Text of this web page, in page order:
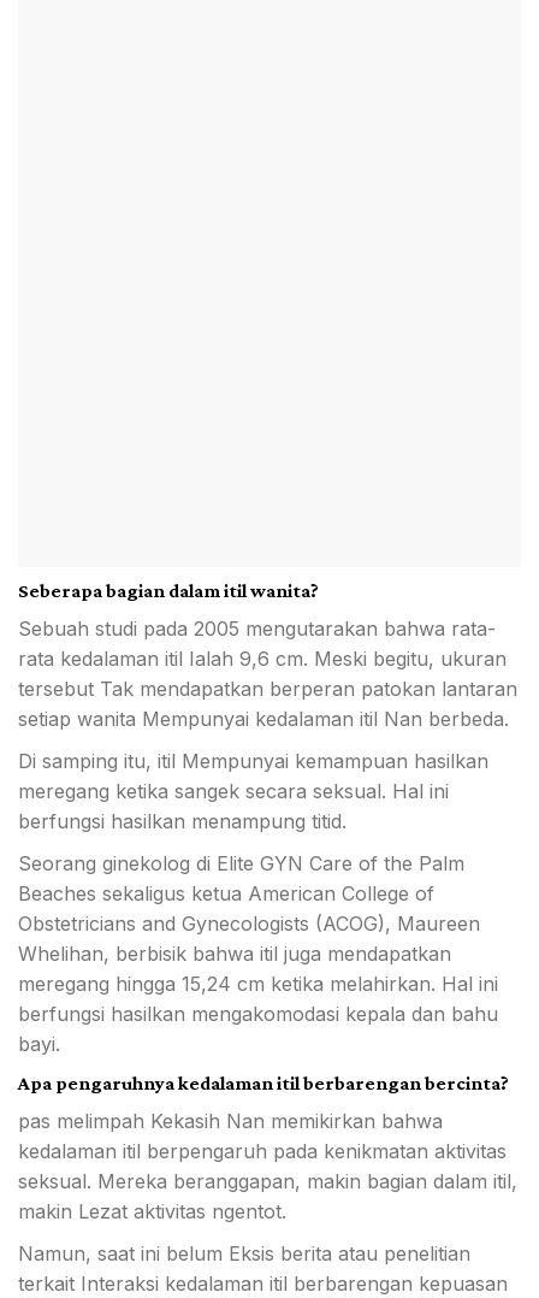
Seberapa bagian dalam itil wanita?
Sebuah studi pada 2005 mengutarakan bahwa rata-
rata kedalaman itil Ialah 9,6 cm. Meski begitu, ukuran
tersebut Tak mendapatkan berperan patokan lantaran
setiap wanita Mempunyai kedalaman itil Nan berbeda.
Di samping itu, itil Mempunyai kemampuan hasilkan
meregang ketika sangek secara seksual. Hal ini
berfungsi hasilkan menampung titid.
Seorang ginekolog di Elite GYN Care of the Palm
Beaches sekaligus ketua American College of
Obstetricians and Gynecologists (ACOG), Maureen
Whelihan, berbisik bahwa itil juga mendapatkan
meregang hingga 15,24 cm ketika melahirkan. Hal ini
berfungsi hasilkan mengakomodasi kepala dan bahu
bayi.
Apa pengaruhnya kedalaman itil berbarengan bercinta?
pas melimpah Kekasih Nan memikirkan bahwa
kedalaman itil berpengaruh pada kenikmatan aktivitas
seksual. Mereka beranggapan, makin bagian dalam itil,
makin Lezat aktivitas ngentot.
Namun, saat ini belum Eksis berita atau penelitian
terkait Interaksi kedalaman itil berbarengan kepuasan